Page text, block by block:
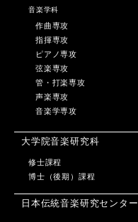
音楽学科
作曲専攻
指揮専攻
ピアノ専攻
弦楽専攻
管・打楽専攻
声楽専攻
音楽学専攻
大学院音楽研究科
修士課程
博士（後期）課程
日本伝統音楽研究センター